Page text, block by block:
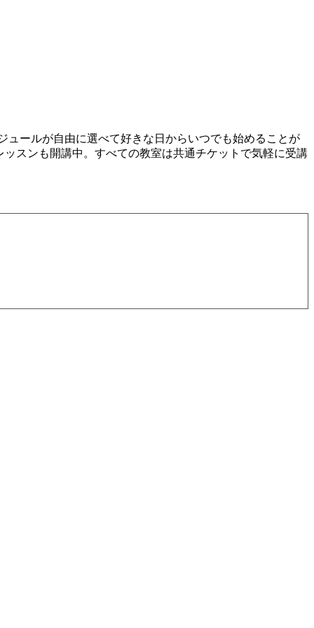
ュールが自由に選べて好きな日からいつでも始めることが
スンも開講中。すべての教室は共通チケットで気軽に受講